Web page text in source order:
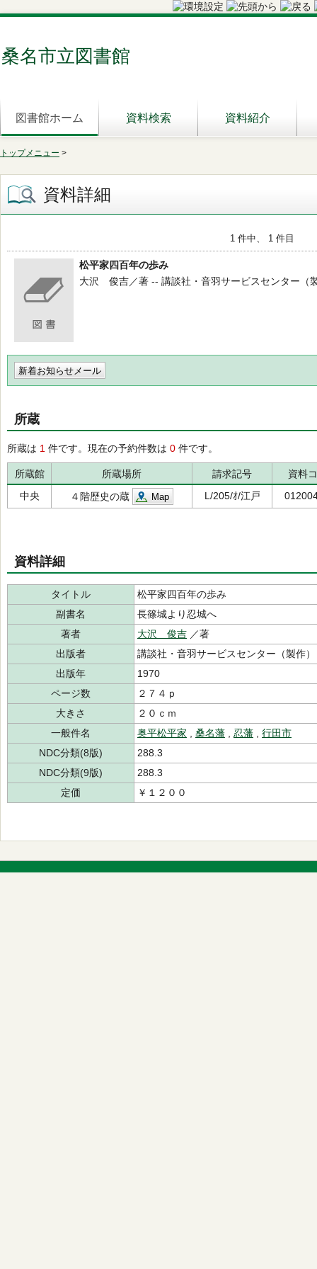
桑名市立図書館
図書館ホーム 資料検索 資料紹介
トップメニュー >
資料詳細
1 件中、 1 件目
松平家四百年の歩み
大沢 俊吉／著 -- 講談社・音羽サービスセンター（
新着お知らせメール
所蔵
所蔵は 1 件です。現在の予約件数は 0 件です。
所蔵館 所蔵場所 請求記号
資料
中央
４階歴史の蔵 Map L/205/ｵ/江戸
資料詳細
タイトル
松平家四百年の歩み
副書名
長篠城より忍城へ
著者
大沢 俊吉 ／著
出版者
講談社・音羽サービスセンター（製作）
出版年
1970
ページ数
２７４ｐ
大きさ
２０ｃｍ
一般件名
奥平松平家 桑名藩 忍藩
行田市
NDC分類(8版)
288.3
NDC分類(9版)
288.3
定価
￥１２００